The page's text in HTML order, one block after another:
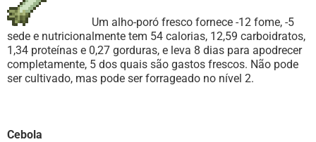
Um alho-poró fresco fornece -12 fome, -5
sede e nutricionalmente tem 54 calorias, 12,59 carboidratos,
1,34 proteínas e 0,27 gorduras, e leva 8 dias para apodrecer
completamente, 5 dos quais são gastos frescos. Não pode
ser cultivado, mas pode ser forrageado no nível 2.
Cebola